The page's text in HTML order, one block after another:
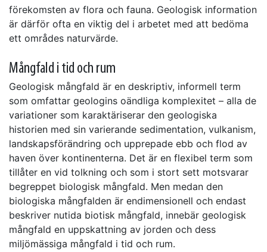
förekomsten av flora och fauna. Geologisk information
är därför ofta en viktig del i arbetet med att bedöma
ett områdes naturvärde.
Mångfald i tid och rum
Geologisk mångfald är en deskriptiv, informell term
som omfattar geologins oändliga komplexitet – alla de
variationer som karaktäriserar den geologiska
historien med sin varierande sedimentation, vulkanism,
landskapsförändring och upprepade ebb och flod av
haven över kontinenterna. Det är en flexibel term som
tillåter en vid tolkning och som i stort sett motsvarar
begreppet biologisk mångfald. Men medan den
biologiska mångfalden är endimensionell och endast
beskriver nutida biotisk mångfald, innebär geologisk
mångfald en uppskattning av jorden och dess
miljömässiga mångfald i tid och rum.